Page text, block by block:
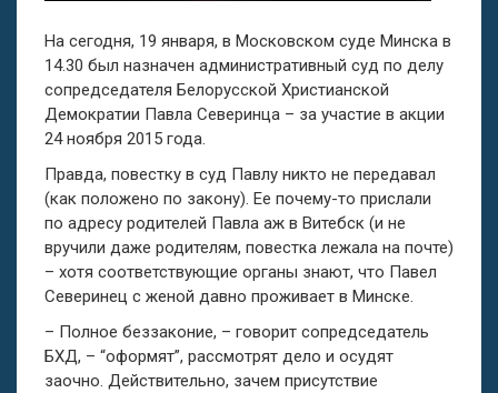
На сегодня, 19 января, в Московском суде Минска в
14.30 был назначен административный суд по делу
сопредседателя Белорусской Христианской
Демократии Павла Северинца – за участие в акции
24 ноября 2015 года.
Правда, повестку в суд Павлу никто не передавал
(как положено по закону). Ее почему-то прислали
по адресу родителей Павла аж в Витебск (и не
вручили даже родителям, повестка лежала на почте)
– хотя соответствующие органы знают, что Павел
Северинец с женой давно проживает в Минске.
– Полное беззаконие, – говорит сопредседатель
БХД, – “оформят”, рассмотрят дело и осудят
заочно. Действительно, зачем присутствие